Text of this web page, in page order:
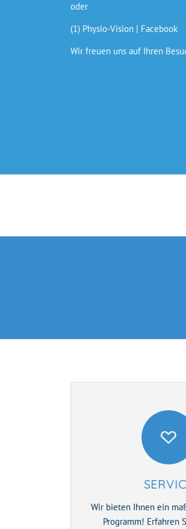
oder
(1) Physio-Vision | Facebook
Wir freuen uns auf Ihren
Wir bieten Ihnen ein
Programm! Erfahren